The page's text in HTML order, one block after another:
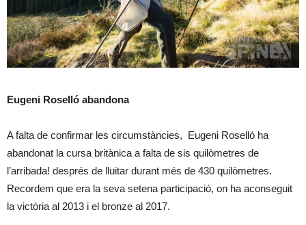
Eugeni Roselló abandona
A falta de confirmar les circumstàncies, Eugeni Roselló ha
abandonat la cursa britànica a falta de sis quilòmetres de
l’arribada! després de lluitar durant més de 430 quilòmetres.
Recordem que era la seva setena participació, on ha aconseguit
la victòria al 2013 i el bronze al 2017.